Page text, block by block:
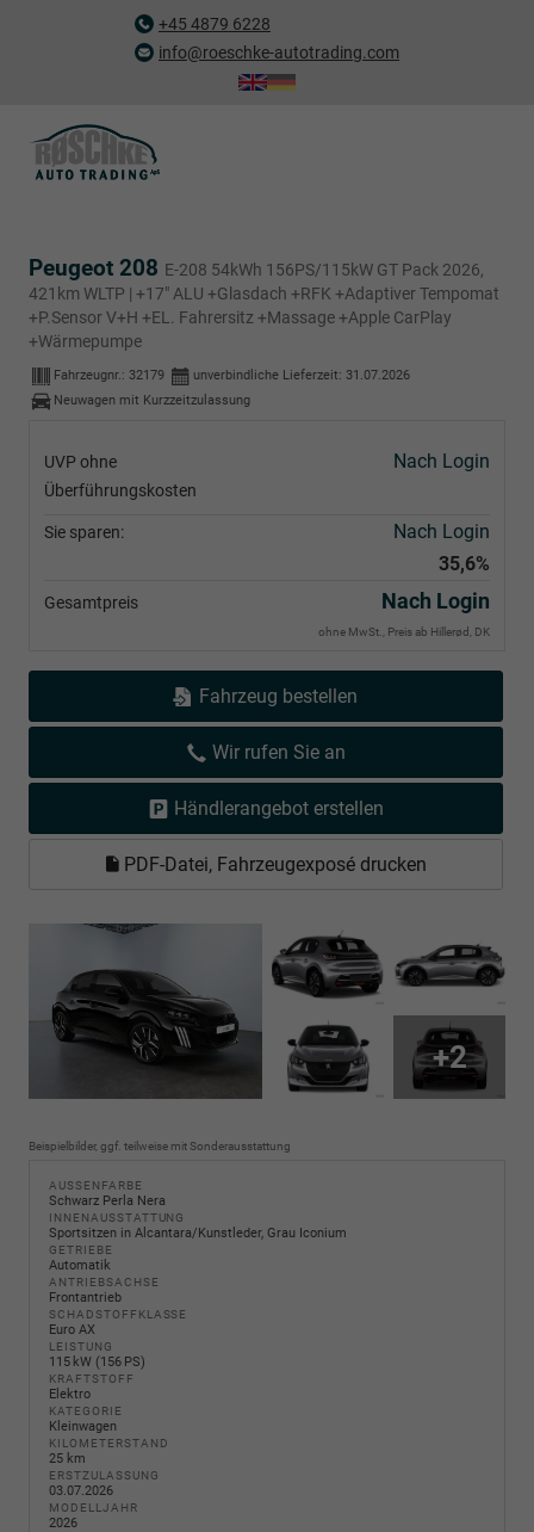
+45 4879 6228
info@roeschke-autotrading.com
Peugeot 208 E-208 54kWh 156PS/115kW GT Pack 2026,
421km WLTP | +17" ALU +Glasdach +RFK +Adaptiver Tempomat
+P.Sensor V+H +EL. Fahrersitz +Massage +Apple CarPlay
+Wärmepumpe
Fahrzeugnr.: 32179 unverbindliche Lieferzeit: 31.07.2026
Neuwagen mit Kurzzeitzulassung
UVP ohne
Überführungskosten
Nach Login
Sie sparen:
Nach Login
35,6%
Gesamtpreis Nach Login
ohne MwSt., Preis ab Hillerød, DK
Fahrzeug bestellen
Wir rufen Sie an
Händlerangebot erstellen
PDF-Datei, Fahrzeugexposé drucken
+2
Beispielbilder, ggf. teilweise mit Sonderausstattung
AUSSENFARBE
Schwarz Perla Nera
INNENAUSSTATTUNG
Sportsitzen in Alcantara/Kunstleder, Grau Iconium
GETRIEBE
Automatik
ANTRIEBSACHSE
Frontantrieb
SCHADSTOFFKLASSE
Euro AX
LEISTUNG
115 kW (156 PS)
KRAFTSTOFF
Elektro
KATEGORIE
Kleinwagen
KILOMETERSTAND
25 km
ERSTZULASSUNG
03.07.2026
MODELLJAHR
2026